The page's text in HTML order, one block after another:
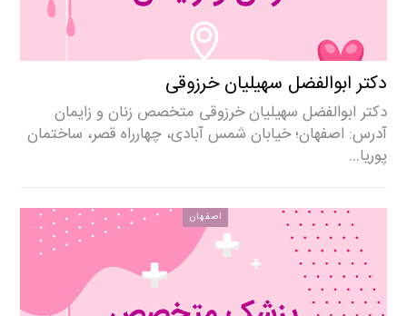
دکتر ابوالفضل سهیلیان خرزوقی
دکتر ابوالفضل سهیلیان خرزوقی متخصص زنان و زایمان
آدرس: اصفهان؛ خیابان شمس آبادی، چهارراه قصر، ساختمان
پوریا…
اصفهان